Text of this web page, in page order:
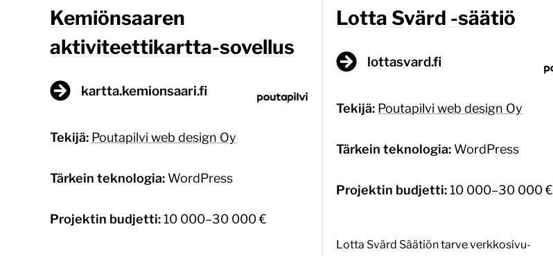
Kemiönsaaren
aktiviteettikartta-sovellus
kartta.kemionsaari.fi
Tekijä: Poutapilvi web design Oy
Tärkein teknologia: WordPress
Projektin budjetti:10 000–30 000 €
Lotta Svärd -säätiö
lottasvard.fi
Tekijä: Poutapilvi web design Oy
Tärkein teknologia: WordPress
Projektin budjetti:10 000–30 000 €
Lotta Svärd Säätiön tarve verkkosivu-